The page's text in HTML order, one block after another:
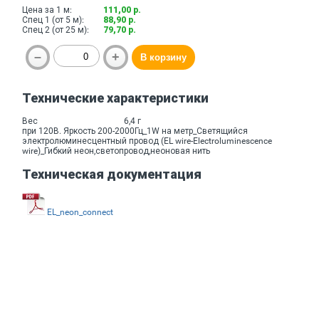
Цена за 1 м:
111,00 р.
Спец 1 (от 5 м):
88,90 р.
Спец 2 (от 25 м):
79,70 р.
Технические характеристики
Вес
6,4 г
при 120В. Яркость 200-2000Гц_1W на метр_Светящийся
электролюминесцентный провод (EL wire-Electroluminescence
wire)_Гибкий неон,светопровод,неоновая нить
Техническая документация
EL_neon_connect